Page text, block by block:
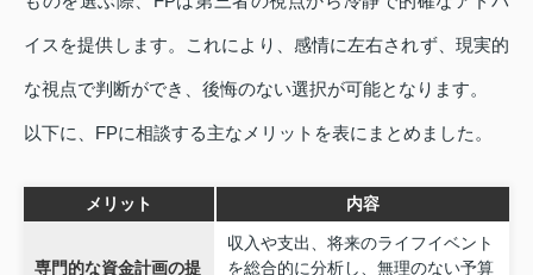
イスを提供します。これにより、感情に左右されず、現実的
な視点で判断ができ、後悔のない選択が可能となります。
以下に、FPに相談する主なメリットを表にまとめました。
メリット 内容
専門的な資金計画の提
収入や支出、将来のライフイベント
を総合的に分析し、無理のない予算